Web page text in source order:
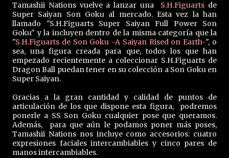
Tamashii Nations vuelve a lanzar una S.H.Figuarts de
Super Saiyan Son Goku al mercado. Esta vez la han
llamado "S.H.Figuarts Super Saiyan Full Power Son
Goku" y la incluyen dentro de la misma categoría que la
"S.H.Figuarts de Son Goku -A Saiyan Rised on Earth-", o
sea, una figura creada para que, todos los que han
empezado recientemente a coleccionar S.H.Figuarts de
Dragon Ball puedan tener en su colección a Son Goku en
Super Saiyan.
Gracias a la gran cantidad y calidad de puntos de
articulación de los que dispone esta figura, podremos
ponerle a SS Son Goku cualquier pose que queramos.
Además, para que aún le podamos poner más poses,
Tamashii Nations nos incluye como accesorios: cuatro
expresiones faciales intercambiables y cinco pares de
manos intercambiables.